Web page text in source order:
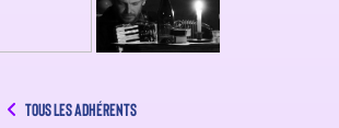
Tous les adhérents